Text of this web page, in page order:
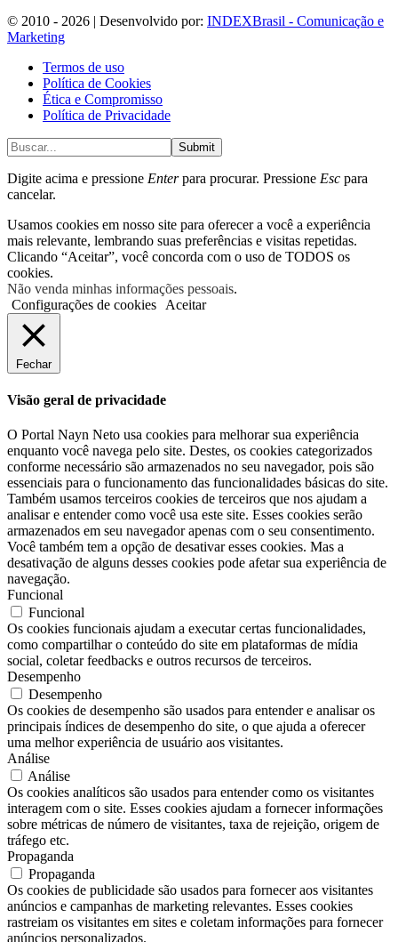
© 2010 - 2026 | Desenvolvido por: INDEXBrasil - Comunicação e
Marketing
Termos de uso
Política de Cookies
Ética e Compromisso
Política de Privacidade
Submit
Digite acima e pressione Enterpara procurar. Pressione Esc para
cancelar.
Usamos cookies em nosso site para oferecer a você a experiência
mais relevante, lembrando suas preferências e visitas repetidas.
Clicando “Aceitar”, você concorda com o uso de TODOS os
cookies.
Não venda minhas informações pessoais.
Configurações de cookies
Aceitar
Fechar
Visão geral de privacidade
O Portal Nayn Neto usa cookies para melhorar sua experiência
enquanto você navega pelo site. Destes, os cookies categorizados
conforme necessário são armazenados no seu navegador, pois são
essenciais para o funcionamento das funcionalidades básicas do site.
Também usamos terceiros cookies de terceiros que nos ajudam a
analisar e entender como você usa este site. Esses cookies serão
armazenados em seu navegador apenas com o seu consentimento.
Você também tem a opção de desativar esses cookies. Mas a
desativação de alguns desses cookies pode afetar sua experiência de
navegação.
Funcional
Funcional
Os cookies funcionais ajudam a executar certas funcionalidades,
como compartilhar o conteúdo do site em plataformas de mídia
social, coletar feedbacks e outros recursos de terceiros.
Desempenho
Desempenho
Os cookies de desempenho são usados ​​para entender e analisar os
principais índices de desempenho do site, o que ajuda a oferecer
uma melhor experiência de usuário aos visitantes.
Análise
Análise
Os cookies analíticos são usados ​​para entender como os visitantes
interagem com o site. Esses cookies ajudam a fornecer informações
sobre métricas de número de visitantes, taxa de rejeição, origem de
tráfego etc.
Propaganda
Propaganda
Os cookies de publicidade são usados ​​para fornecer aos visitantes
anúncios e campanhas de marketing relevantes. Esses cookies
rastreiam os visitantes em sites e coletam informações para fornecer
anúncios personalizados.